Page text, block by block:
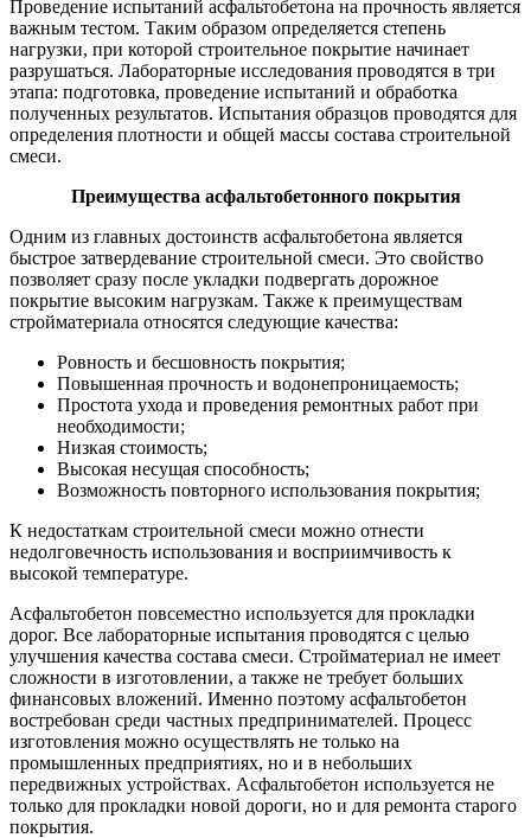
Проведение испытаний асфальтобетона на прочность является
важным тестом. Таким образом определяется степень
нагрузки, при которой строительное покрытие начинает
разрушаться. Лабораторные исследования проводятся в три
этапа: подготовка, проведение испытаний и обработка
полученных результатов. Испытания образцов проводятся для
определения плотности и общей массы состава строительной
смеси.
Преимущества асфальтобетонного покрытия
Одним из главных достоинств асфальтобетона является
быстрое затвердевание строительной смеси. Это свойство
позволяет сразу после укладки подвергать дорожное
покрытие высоким нагрузкам. Также к преимуществам
стройматериала относятся следующие качества:
Ровность и бесшовность покрытия;
Повышенная прочность и водонепроницаемость;
Простота ухода и проведения ремонтных работ при
необходимости;
Низкая стоимость;
Высокая несущая способность;
Возможность повторного использования покрытия;
К недостаткам строительной смеси можно отнести
недолговечность использования и восприимчивость к
высокой температуре.
Асфальтобетон повсеместно используется для прокладки
дорог. Все лабораторные испытания проводятся с целью
улучшения качества состава смеси. Стройматериал не имеет
сложности в изготовлении, а также не требует больших
финансовых вложений. Именно поэтому асфальтобетон
востребован среди частных предпринимателей. Процесс
изготовления можно осуществлять не только на
промышленных предприятиях, но и в небольших
передвижных устройствах. Асфальтобетон используется не
только для прокладки новой дороги, но и для ремонта старого
покрытия.